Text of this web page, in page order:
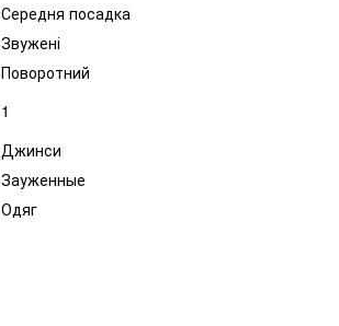
Середня посадка
Звужені
Поворотний
1
Джинси
Зауженные
Одяг